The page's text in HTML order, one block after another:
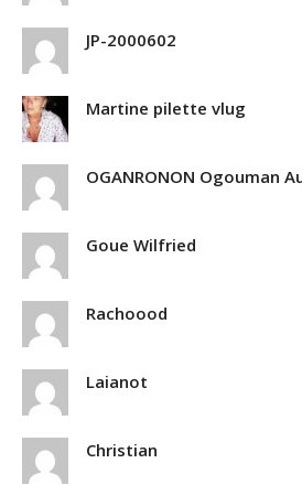
JP-2000602
Martine pilette vlug
OGANRONON Ogouman
Goue Wilfried
Rachoood
Laianot
Christian